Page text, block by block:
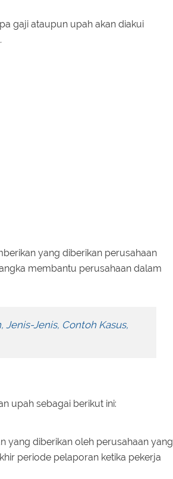
gaji ataupun upah akan diakui
yang diberikan perusahaan
membantu perusahaan dalam
Jenis-Jenis, Contoh Kasus,
upah sebagai berikut ini:
yang diberikan oleh perusahaan yang
periode pelaporan ketika pekerja